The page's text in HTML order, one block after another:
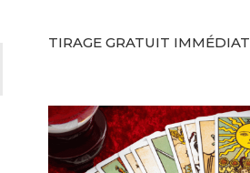
TIRAGE GRATUIT IMMÉDIAT